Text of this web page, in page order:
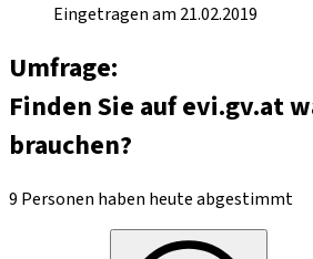
Eingetragen am 21.02.2019
Umfrage:
Finden Sie auf evi.gv.at
brauchen?
9 Personen haben heute abgestimmt